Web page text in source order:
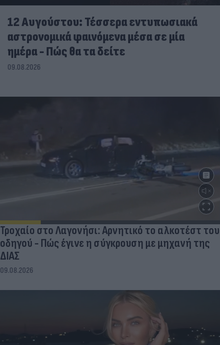
12 Αυγούστου: Τέσσερα εντυπωσιακά
αστρονομικά φαινόμενα μέσα σε μία
ημέρα - Πώς θα τα δείτε
09.08.2026
Τροχαίο στο Λαγονήσι: Αρνητικό το αλκοτέστ του
οδηγού - Πώς έγινε η σύγκρουση με μηχανή της
ΔΙΑΣ
09.08.2026